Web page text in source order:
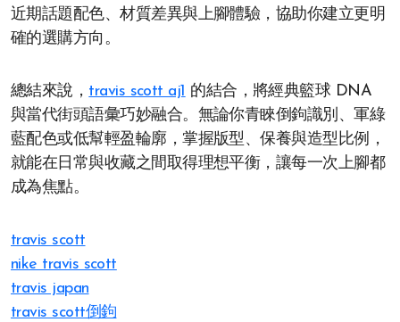
近期話題配色、材質差異與上腳體驗，協助你建立更明
確的選購方向。
總結來說， travis scott aj1 的結合，將經典籃球 DNA
與當代街頭語彙巧妙融合。無論你青睞倒鉤識別、軍綠
藍配色或低幫輕盈輪廓，掌握版型、保養與造型比例，
就能在日常與收藏之間取得理想平衡，讓每一次上腳都
成為焦點。
travis scott
nike travis scott
travis japan
travis scott倒鉤